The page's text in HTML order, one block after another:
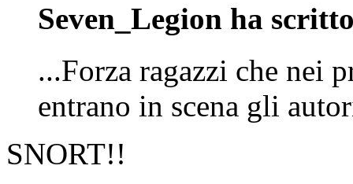
Seven_Legion ha
...Forza ragazzi che nei
entrano in scena gli
SNORT!!